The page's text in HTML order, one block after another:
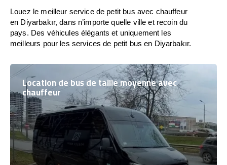
Louez le meilleur service de petit bus avec chauffeur
en Diyarbakır, dans n’importe quelle ville et recoin du
pays. Des véhicules élégants et uniquement les
meilleurs pour les services de petit bus en Diyarbakır.
Location de bus de taille moyenne avec
chauffeur